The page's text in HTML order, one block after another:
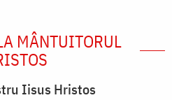
MÂNTUITORUL
Iisus Hristos